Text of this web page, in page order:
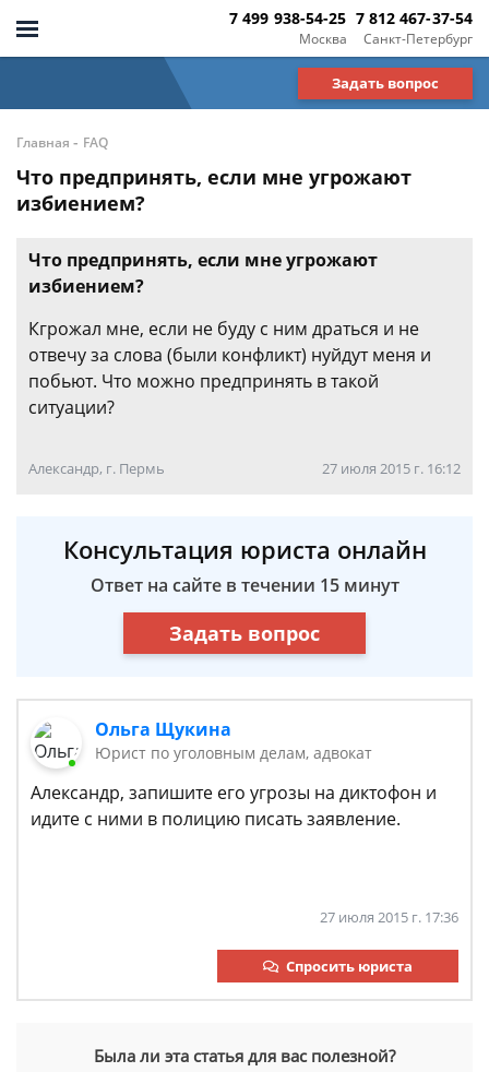
Москва
7 499 938-54-25
Санкт-Петербург
7 812 467-37-54
Задать вопрос
Главная - FAQ
Что предпринять, если мне угрожают
избиением?
Что предпринять, если мне угрожают
избиением?
Кгрожал мне, если не буду с ним драться и не
отвечу за слова (были конфликт) нуйдут меня и
побьют. Что можно предпринять в такой
ситуации?
Александр, г. Пермь 27 июля 2015 г. 16:12
Консультация юриста онлайн
Ответ на сайте в течении 15 минут
Задать вопрос
Ольга Щукина
Юрист по уголовным делам, адвокат
Александр, запишите его угрозы на диктофон и
идите с ними в полицию писать заявление.
27 июля 2015 г. 17:36
Спросить юриста
Была ли эта статья для вас полезной?